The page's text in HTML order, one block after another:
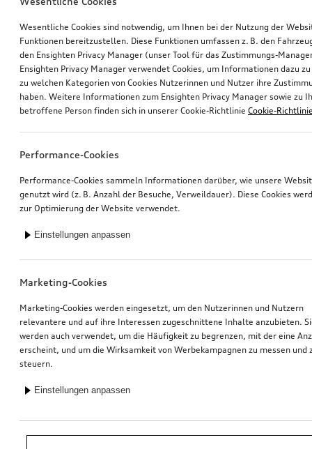
*Unverbindliche Preisempfehlung der Importeurin AMAG Import AG. Inkl.
gesetzlicher MwSt. Preise beim Audi Partner können abweichen; weitere
Wesentliche Cookies sind notwendig, um Ihnen bei der Nutzung der
Funktionen bereitzustellen. Diese Funktionen umfassen z. B. den
den Ensighten Privacy Manager (unser Tool für das Zustimmungs-
Ensighten Privacy Manager verwendet Cookies, um Informationen dazu
zu welchen Kategorien von Cookies Nutzerinnen und Nutzer ihre
haben. Weitere Informationen zum Ensighten Privacy Manager sowie zu
betroffene Person finden sich in unserer Cookie-Richtlinie Cookie-
Performance-Cookies
Performance-Cookies sammeln Informationen darüber, wie unsere
genutzt wird (z. B. Anzahl der Besuche, Verweildauer). Diese Cookies
zur Optimierung der Website verwendet.
Einstellungen anpassen
Marketing-Cookies
Marketing-Cookies werden eingesetzt, um den Nutzerinnen und Nutzern
relevantere und auf ihre Interessen zugeschnittene Inhalte anzubieten.
werden auch verwendet, um die Häufigkeit zu begrenzen, mit der eine
erscheint, und um die Wirksamkeit von Werbekampagnen zu messen und
steuern.
Einstellungen anpassen